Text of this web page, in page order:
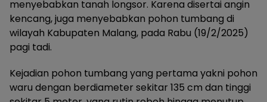
menyebabkan tanah longsor. Karena disertai angin
kencang, juga menyebabkan pohon tumbang di
wilayah Kabupaten Malang, pada Rabu (19/2/2025)
pagi tadi.
Kejadian pohon tumbang yang pertama yakni pohon
waru dengan berdiameter sekitar 135 cm dan tinggi